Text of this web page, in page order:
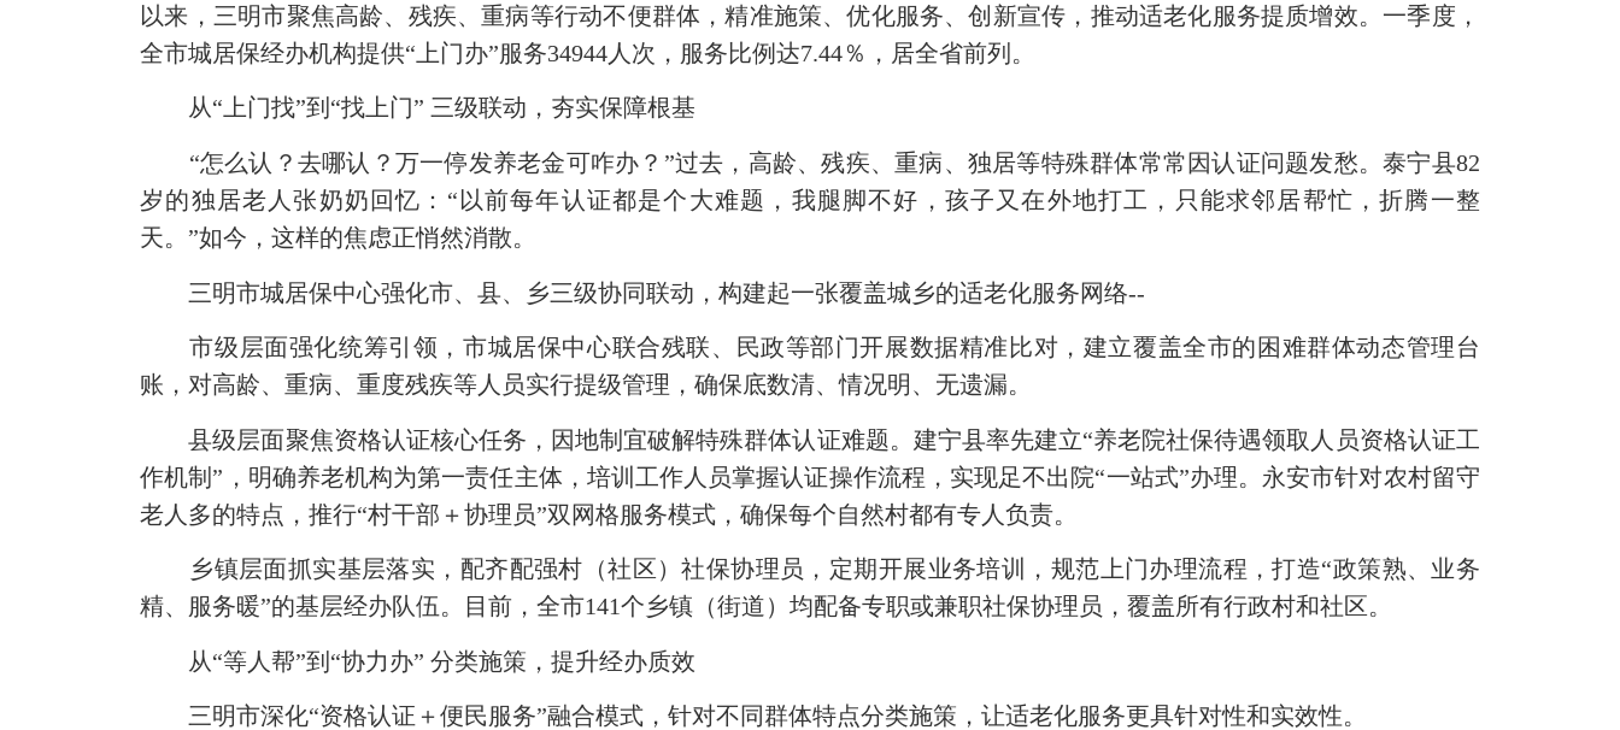
以来，三明市聚焦高龄、残疾、重病等行动不便群体，精准施策、优化服务、创新宣传，推动适老化服务提质增效。一季度，
全市城居保经办机构提供“上门办”服务34944人次，服务比例达7.44％，居全省前列。
从“上门找”到“找上门” 三级联动，夯实保障根基
“怎么认？去哪认？万一停发养老金可咋办？”过去，高龄、残疾、重病、独居等特殊群体常常因认证问题发愁。泰宁县82
岁的独居老人张奶奶回忆：“以前每年认证都是个大难题，我腿脚不好，孩子又在外地打工，只能求邻居帮忙，折腾一整
天。”如今，这样的焦虑正悄然消散。
三明市城居保中心强化市、县、乡三级协同联动，构建起一张覆盖城乡的适老化服务网络--
市级层面强化统筹引领，市城居保中心联合残联、民政等部门开展数据精准比对，建立覆盖全市的困难群体动态管理台
账，对高龄、重病、重度残疾等人员实行提级管理，确保底数清、情况明、无遗漏。
县级层面聚焦资格认证核心任务，因地制宜破解特殊群体认证难题。建宁县率先建立“养老院社保待遇领取人员资格认证工
作机制”，明确养老机构为第一责任主体，培训工作人员掌握认证操作流程，实现足不出院“一站式”办理。永安市针对农村留守
老人多的特点，推行“村干部＋协理员”双网格服务模式，确保每个自然村都有专人负责。
乡镇层面抓实基层落实，配齐配强村（社区）社保协理员，定期开展业务培训，规范上门办理流程，打造“政策熟、业务
精、服务暖”的基层经办队伍。目前，全市141个乡镇（街道）均配备专职或兼职社保协理员，覆盖所有行政村和社区。
从“等人帮”到“协力办” 分类施策，提升经办质效
三明市深化“资格认证＋便民服务”融合模式，针对不同群体特点分类施策，让适老化服务更具针对性和实效性。